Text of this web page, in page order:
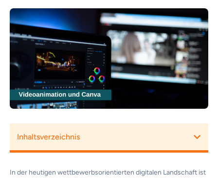
Inhaltsverzeichnis
In der heutigen wettbewerbsorientierten digitalen Landschaft ist